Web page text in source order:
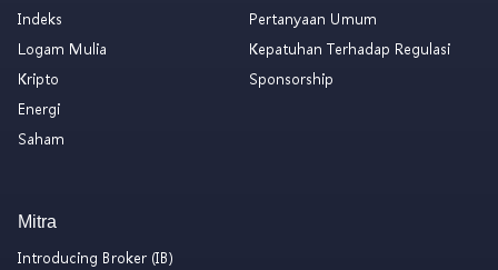
Indeks
Logam Mulia
Kripto
Energi
Saham
Pertanyaan Umum
Kepatuhan Terhadap Regulasi
Sponsorship
Mitra
Introducing Broker (IB)